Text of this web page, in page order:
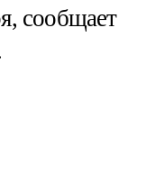
сообщает